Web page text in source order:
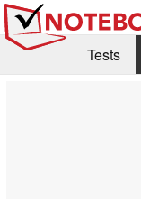
Tests